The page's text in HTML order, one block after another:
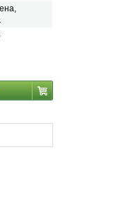
работ.
может
состава